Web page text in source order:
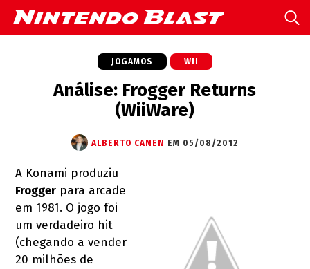
JOGAMOS WII
Análise: Frogger Returns
(WiiWare)
ALBERTO CANEN EM 05/08/2012
A Konami produziu
Frogger para arcade
em 1981. O jogo foi
um verdadeiro hit
(chegando a vender
20 milhões de